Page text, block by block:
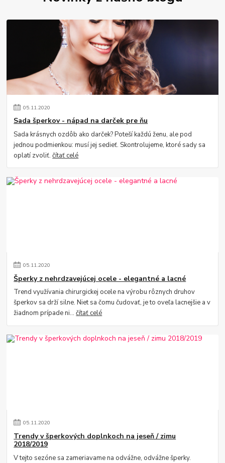
05.11.2020
Sada šperkov - nápad na darček pre ňu
Sada krásnych ozdôb ako darček? Poteší každú ženu, ale pod
jednou podmienkou: musí jej sedieť. Skontrolujeme, ktoré sady sa
oplatí zvoliť.čítať celé
05.11.2020
Šperky z nehrdzavejúcej ocele - elegantné a lacné
Trend využívania chirurgickej ocele na výrobu rôznych druhov
šperkov sa drží silne. Niet sa čomu čudovať, je to oveľa lacnejšie a v
žiadnom prípade ni...čítať celé
05.11.2020
Trendy v šperkových doplnkoch na jeseň / zimu
2018/2019
V tejto sezóne sa zameriavame na odvážne, odvážne šperky.